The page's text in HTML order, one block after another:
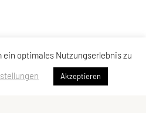
ein optimales Nutzungserlebnis zu
Akzeptieren